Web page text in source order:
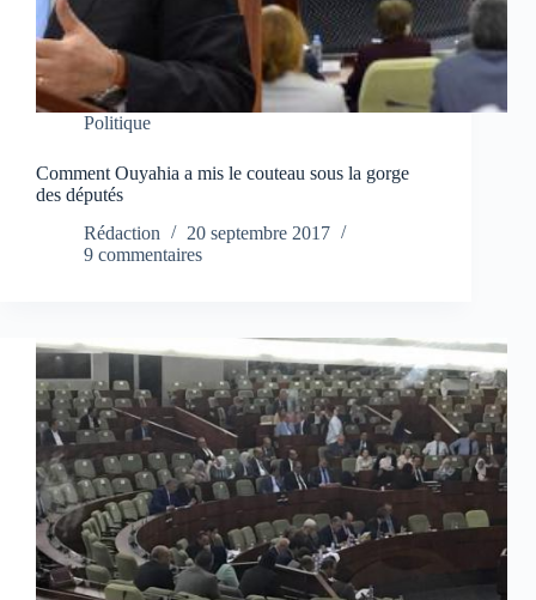
Politique
Comment Ouyahia a mis le couteau sous la gorge
des députés
Rédaction
20 septembre 2017
9 commentaires